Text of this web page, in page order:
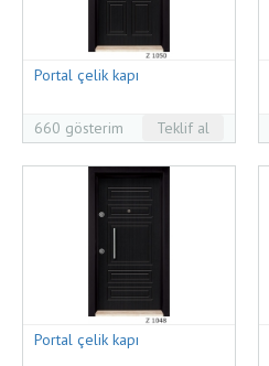
Portal çelik kapı
660 gösterim Teklif al
Portal çelik kapı